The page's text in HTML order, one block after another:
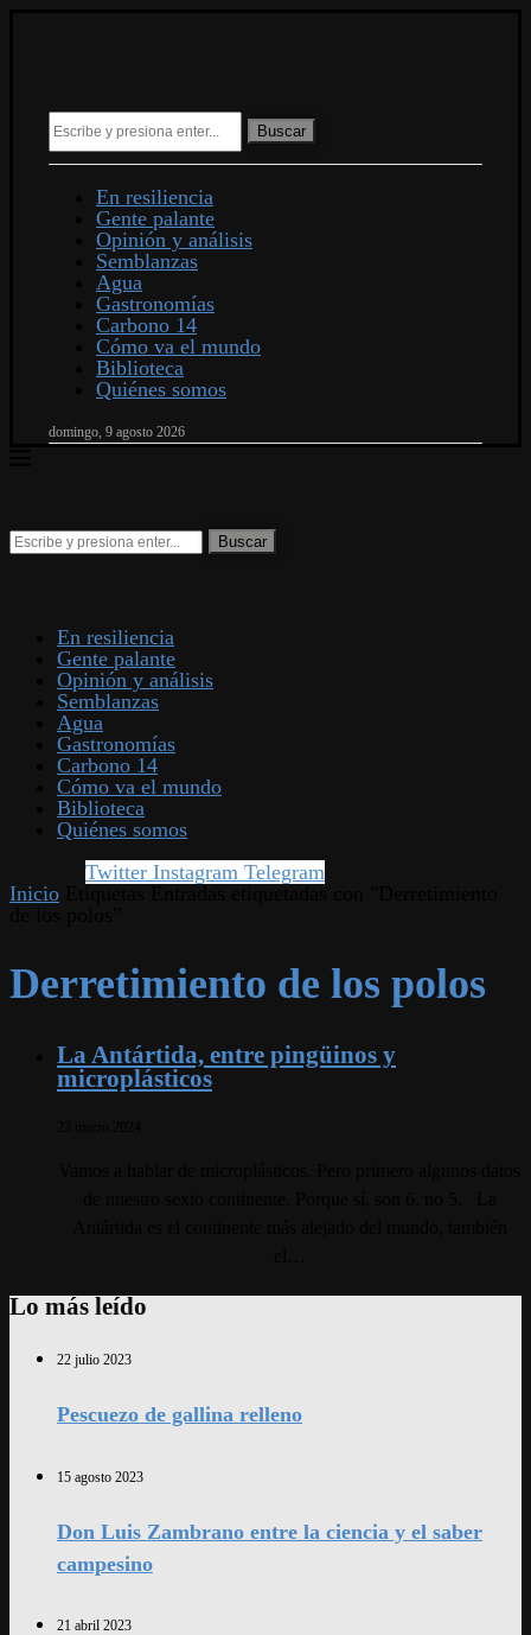
Buscar
En resiliencia
Gente palante
Opinión y análisis
Semblanzas
Agua
Gastronomías
Carbono 14
Cómo va el mundo
Biblioteca
Quiénes somos
domingo, 9 agosto 2026
En resiliencia
Gente palante
Opinión y análisis
Semblanzas
Agua
Gastronomías
Carbono 14
Cómo va el mundo
Biblioteca
Quiénes somos
Twitter Instagram Telegram
Inicio
Derretimiento de los polos
La Antártida, entre pingüinos y
microplásticos
Lo más leído
22 julio 2023
Pescuezo de gallina relleno
15 agosto 2023
Don Luis Zambrano entre la ciencia y el saber
campesino
21 abril 2023